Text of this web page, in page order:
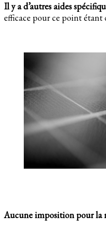
Il y a d’autres aides
efficace pour ce point
Aucune imposition pour la